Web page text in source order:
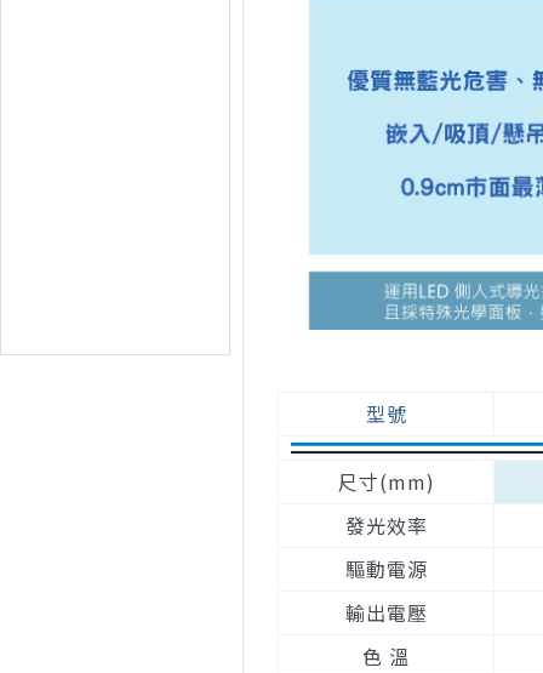
型號
尺寸(mm)
發光效率
驅動電源
輸出電壓
色 溫